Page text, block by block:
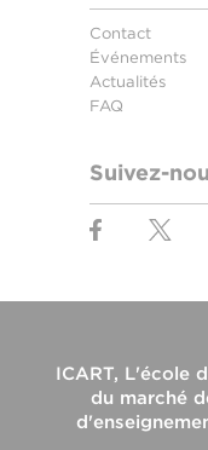
Contact
Événements
Actualités
FAQ
Suivez-
ICART, L'école
du marché